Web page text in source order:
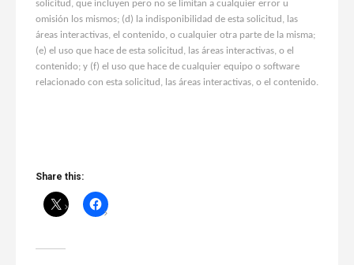
solicitud, que incluyen pero no se limitan a cualquier error u
omisión los mismos; (d) la indisponibilidad de esta solicitud, las
áreas interactivas, el contenido, o cualquier otra parte de la misma;
(e) el uso que hace de esta solicitud, las áreas interactivas, o el
contenido; y (f) el uso que hace de cualquier equipo o software
relacionado con esta solicitud, las áreas interactivas, o el contenido.
Share this: